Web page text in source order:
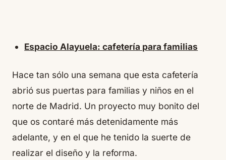
Espacio Alayuela: cafetería para familias
Hace tan sólo una semana que esta cafetería
abrió sus puertas para familias y niños en el
norte de Madrid. Un proyecto muy bonito del
que os contaré más detenidamente más
adelante, y en el que he tenido la suerte de
realizar el diseño y la reforma.